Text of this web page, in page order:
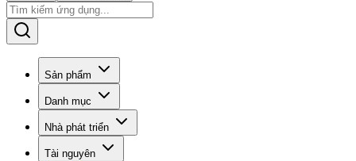
Sản phẩm
Danh mục
Nhà phát triển
Tài nguyên